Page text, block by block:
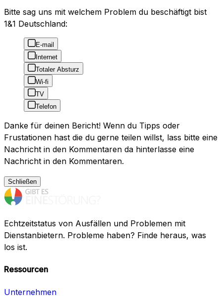
Bitte sag uns mit welchem Problem du beschäftigt bist
1&1 Deutschland:
E-mail
Internet
Totaler Absturz
Wi-fi
TV
Telefon
Danke für deinen Bericht! Wenn du Tipps oder
Frustationen hast die du gerne teilen willst, lass bitte eine
Nachricht in den Kommentaren da hinterlasse eine
Nachricht in den Kommentaren.
Schließen
Echtzeitstatus von Ausfällen und Problemen mit
Dienstanbietern. Probleme haben? Finde heraus, was
los ist.
Ressourcen
Unternehmen